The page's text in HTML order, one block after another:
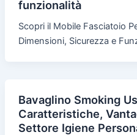
funzionalità
Scopri il Mobile Fasciatoio
Dimensioni, Sicurezza e
Bavaglino Smoking
Caratteristiche,
Settore Igiene